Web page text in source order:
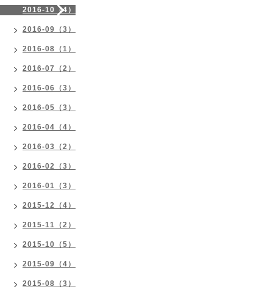
2016-10（4）
2016-09（3）
2016-08（1）
2016-07（2）
2016-06（3）
2016-05（3）
2016-04（4）
2016-03（2）
2016-02（3）
2016-01（3）
2015-12（4）
2015-11（2）
2015-10（5）
2015-09（4）
2015-08（3）